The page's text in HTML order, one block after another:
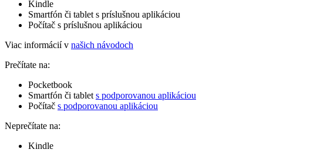
Kindle
Smartfón či tablet s príslušnou aplikáciou
Počítač s príslušnou aplikáciou
Viac informácií v našich návodoch
Prečítate na:
Pocketbook
Smartfón či tablet s podporovanou aplikáciou
Počítač s podporovanou aplikáciou
Neprečítate na:
Kindle